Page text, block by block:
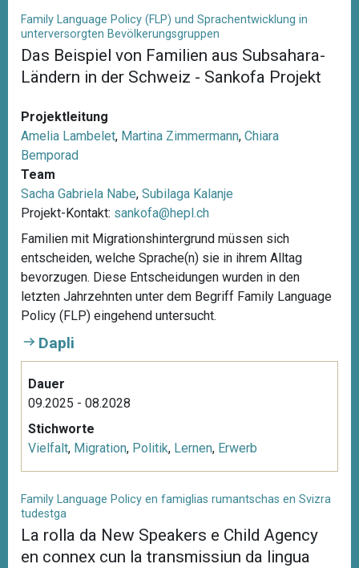
Family Language Policy (FLP) und Sprachentwicklung in
unterversorgten Bevölkerungsgruppen
Das Beispiel von Familien aus Subsahara-
Ländern in der Schweiz - Sankofa Projekt
Projektleitung
Amelia Lambelet, Martina Zimmermann, Chiara
Bemporad
Team
Sacha Gabriela Nabe, Subilaga Kalanje
Projekt-Kontakt: sankofa@hepl.ch
Familien mit Migrationshintergrund müssen sich
entscheiden, welche Sprache(n) sie in ihrem Alltag
bevorzugen. Diese Entscheidungen wurden in den
letzten Jahrzehnten unter dem Begriff Family Language
Policy (FLP) eingehend untersucht.
Dapli
Dauer
09.2025 - 08.2028
Stichworte
Vielfalt, Migration, Politik, Lernen, Erwerb
Family Language Policy en famiglias rumantschas en Svizra
tudestga
La rolla da New Speakers e Child Agency
en connex cun la transmissiun da lingua